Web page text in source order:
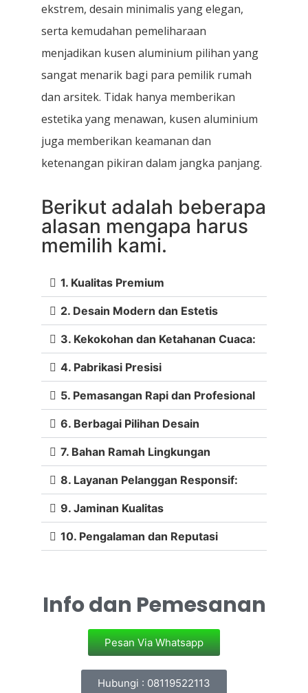
ekstrem, desain minimalis yang elegan,
serta kemudahan pemeliharaan
menjadikan kusen aluminium pilihan yang
sangat menarik bagi para pemilik rumah
dan arsitek. Tidak hanya memberikan
estetika yang menawan, kusen aluminium
juga memberikan keamanan dan
ketenangan pikiran dalam jangka panjang.
Berikut adalah beberapa
alasan mengapa harus
memilih kami.
1. Kualitas Premium
2. Desain Modern dan Estetis
3. Kekokohan dan Ketahanan Cuaca:
4. Pabrikasi Presisi
5. Pemasangan Rapi dan Profesional
6. Berbagai Pilihan Desain
7. Bahan Ramah Lingkungan
8. Layanan Pelanggan Responsif:
9. Jaminan Kualitas
10. Pengalaman dan Reputasi
Info dan Pemesanan
Pesan Via Whatsapp
Hubungi : 08119522113